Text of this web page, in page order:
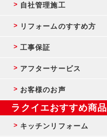
自社管理施工
リフォームのすすめ方
工事保証
アフターサービス
お客様のお声
ラクイエおすすめ商品
キッチンリフォーム